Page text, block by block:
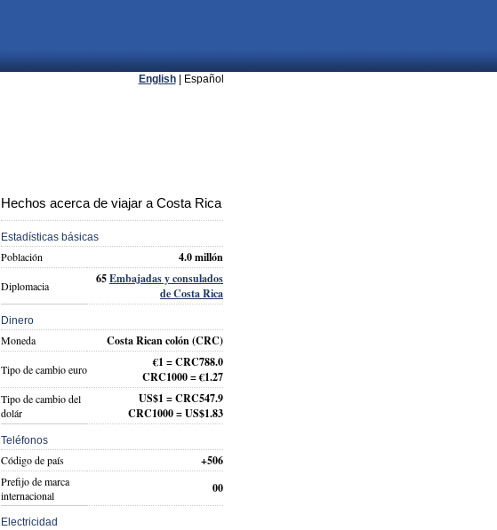
English| Español
Hechos acerca de viajar a Costa Rica
Estadísticas básicas
Población 4.0 millón
Diplomacia 65Embajadas y consulados
de Costa Rica
Dinero
Moneda Costa Rican colón (CRC)
Tipo de cambio euro
€1 = CRC788.0
CRC1000 = €1.27
Tipo de cambio del
dolár
US$1 = CRC547.9
CRC1000 = US$1.83
Teléfonos
Código de país +506
Prefijo de marca
internacional
00
Electricidad